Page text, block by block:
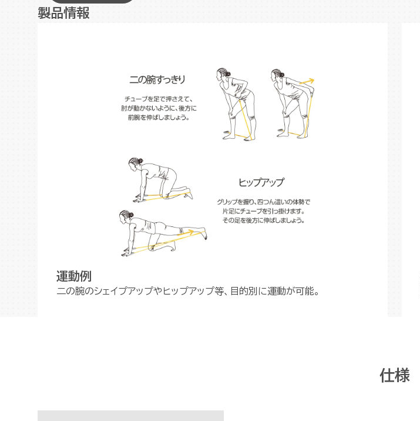
製品情報
運動例
二の腕のシェイプアップやヒップアップ等、目的別に運動が可能。
仕様